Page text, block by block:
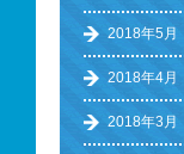
2018年5月
2018年4月
2018年3月